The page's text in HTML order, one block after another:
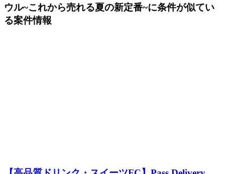
ウル~これから売れる夏の新定番~に条件が似てい
る案件情報